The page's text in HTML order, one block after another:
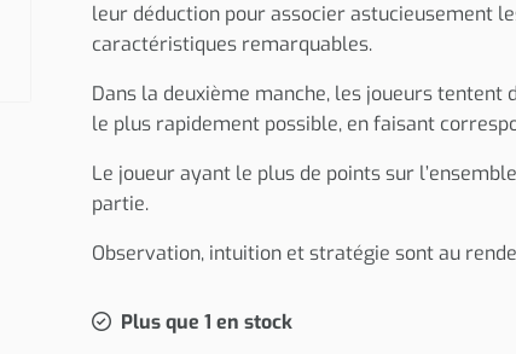
leur déduction pour associer astucieusement
caractéristiques remarquables.
Dans la deuxième manche, les joueurs
le plus rapidement possible, en faisant
Le joueur ayant le plus de points sur
partie.
Observation, intuition et stratégie sont au
Plus que 1 en stock